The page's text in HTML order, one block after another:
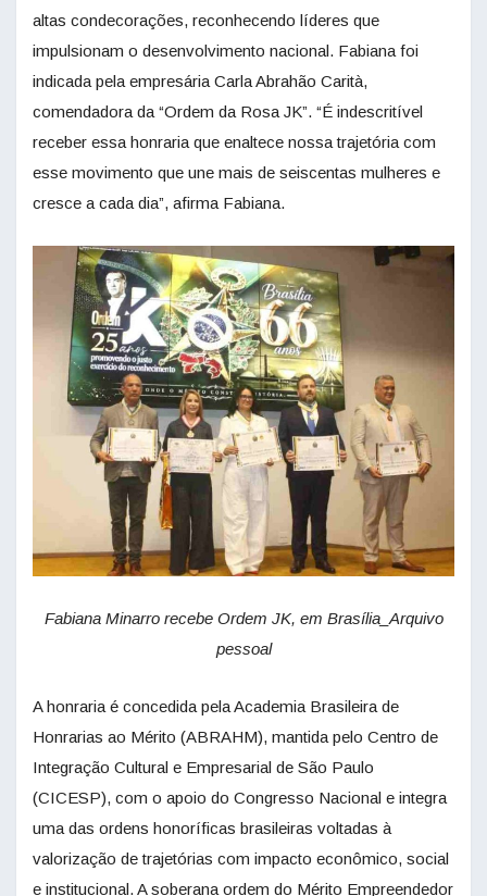
altas condecorações, reconhecendo líderes que
impulsionam o desenvolvimento nacional. Fabiana foi
indicada pela empresária Carla Abrahão Carità,
comendadora da “Ordem da Rosa JK”. “É indescritível
receber essa honraria que enaltece nossa trajetória com
esse movimento que une mais de seiscentas mulheres e
cresce a cada dia”, afirma Fabiana.
Fabiana Minarro recebe Ordem JK, em Brasília_Arquivo
pessoal
A honraria é concedida pela Academia Brasileira de
Honrarias ao Mérito (ABRAHM), mantida pelo Centro de
Integração Cultural e Empresarial de São Paulo
(CICESP), com o apoio do Congresso Nacional e integra
uma das ordens honoríficas brasileiras voltadas à
valorização de trajetórias com impacto econômico, social
e institucional. A soberana ordem do Mérito Empreendedor